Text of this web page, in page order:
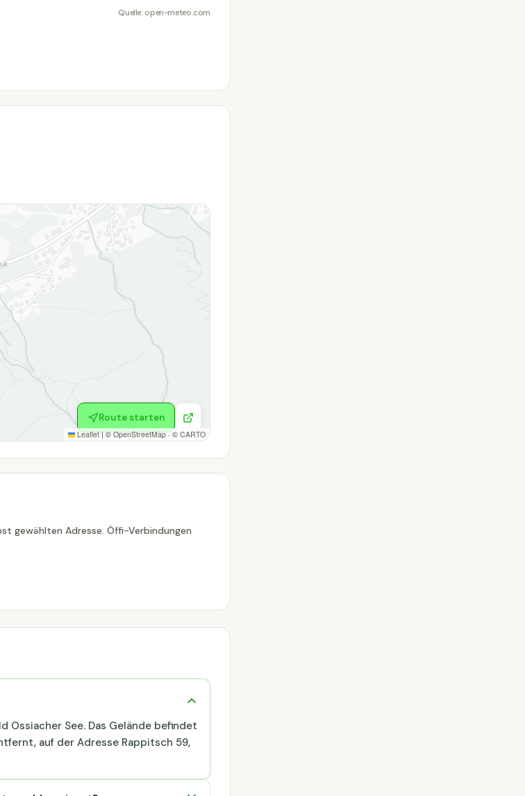
Quelle: open-meteo.com
Leaflet |©OpenStreetMap· © CARTO
Route starten
gewählten Adresse. Öffi-Verbindungen
Ossiacher See. Das Gelände befindet
auf der Adresse Rappitsch 59,